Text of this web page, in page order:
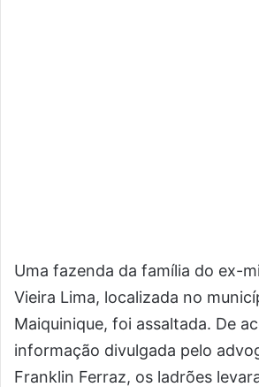
Uma fazenda da família do ex-
Vieira Lima, localizada no
Maiquinique, foi assaltada. De
informação divulgada pelo
Franklin Ferraz, os ladrões